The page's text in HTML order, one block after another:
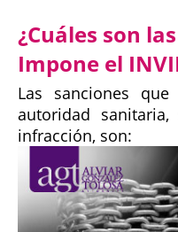
¿Cuáles son
Impone el
Las sanciones
autoridad
infracción, son: